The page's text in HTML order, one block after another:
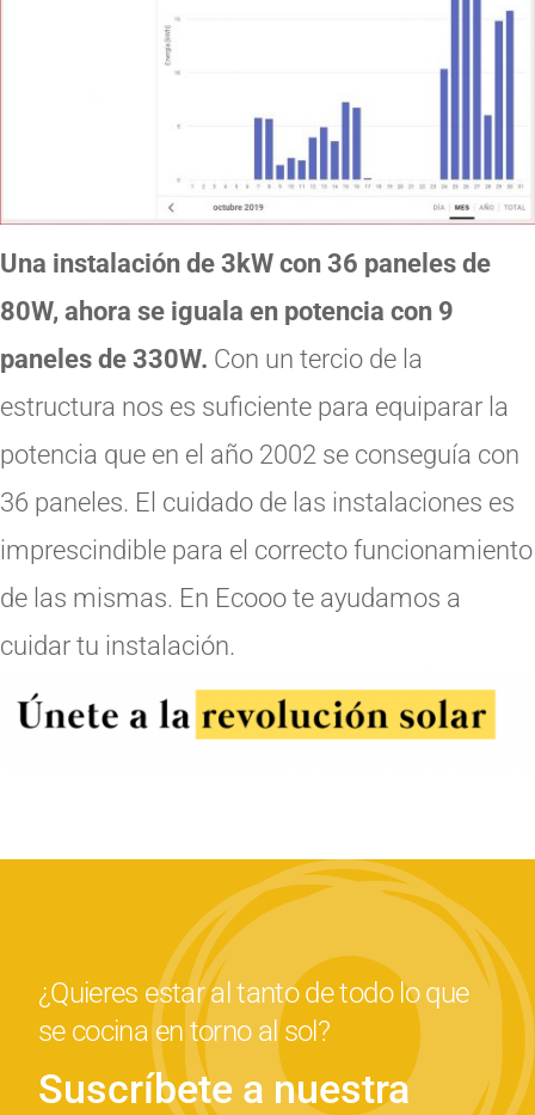
Una instalación de 3kW con 36 paneles de
80W, ahora se iguala en potencia con 9
paneles de 330W. Con un tercio de la
estructura nos es suficiente para equiparar la
potencia que en el año 2002 se conseguía con
36 paneles. El cuidado de las instalaciones es
imprescindible para el correcto funcionamiento
de las mismas. En Ecooo te ayudamos a
cuidar tu instalación.
¿Quieres estar al tanto de todo lo que
se cocina en torno al sol?
Suscríbete a nuestra